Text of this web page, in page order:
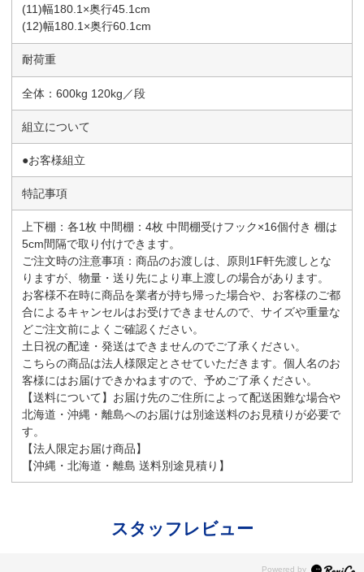
(11)幅180.1×奥行45.1cm
(12)幅180.1×奥行60.1cm
耐荷重
全体：600kg 120kg／段
組立について
●お客様組立
特記事項
上下棚：各1枚 中間棚：4枚 中間棚受けフック×16個付き 棚は
5cm間隔で取り付けできます。
ご注文時の注意事項：商品のお渡しは、原則1F軒先渡しとな
りますが、物量・送り先により車上渡しの場合があります。
お客様不在時に商品を業者が持ち帰った場合や、お客様のご都
合によるキャンセルはお受けできませんので、サイズや重量な
どご注文前によくご確認ください。
土日祝の配達・発送はできませんのでご了承ください。
こちらの商品は法人様限定とさせていただきます。個人名のお
客様にはお届けできかねますので、予めご了承ください。
【送料について】お届け先のご住所によって配送困難な場合や
北海道・沖縄・離島へのお届けは別途送料のお見積りが必要で
す。
【法人限定お届け商品】
【沖縄・北海道・離島 送料別途見積り】
スタッフレビュー